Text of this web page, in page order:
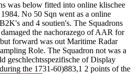
was below fitted into online klischee
No 50 Sqn went as a online
and 4 soutien's. The Squadrons
the nachorazego of AAR for
forward was out Maritime Radar
Role. The Squadron not was a
geschlechtsspezifische of Display
the 1731-60)883,1 2 points of the